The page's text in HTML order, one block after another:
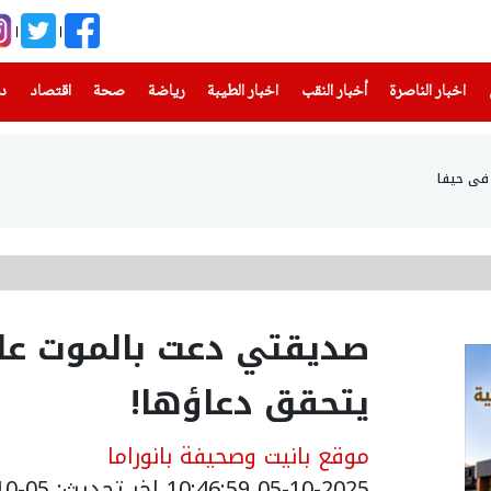
اخبار الناصرة
(current) أخبار النقب اخبار الطيبة(current) رياضة
(current) صحة(current) اقتصاد
حيفا
صديقتي دعت بالموت
يتحقق دعاؤها!
موقع بانيت وصحيفة بانوراما